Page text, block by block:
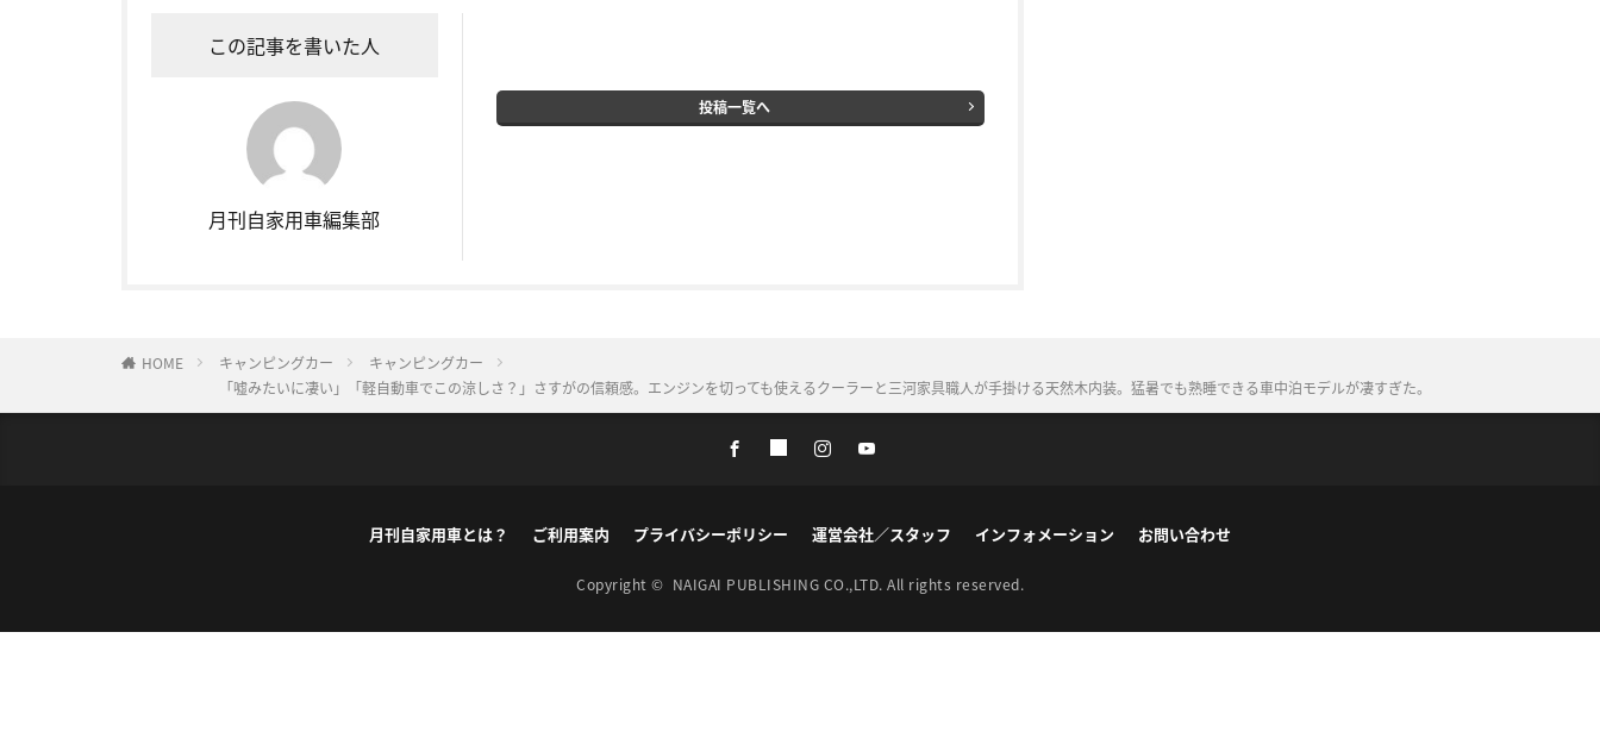
この記事を書いた人
月刊自家用車編集部
投稿一覧へ
HOME キャンピングカー
キャンピングカー
「嘘みたいに凄い」「軽自動車でこの涼しさ？」さすがの信頼感。エンジンを切っても使えるクーラーと三河家具職人が手掛ける天然木内装。猛暑でも熟睡できる車中泊モデルが凄すぎた。
月刊自家用車とは？ ご利用案内 プライバシーポリシー 運営会社／スタッフ インフォメーション お問い合わせ
Copyright © NAIGAI PUBLISHING CO.,LTD. All rights reserved.